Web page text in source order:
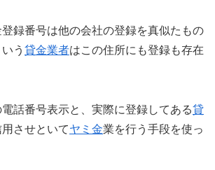
登録番号は他の会社の登録を真似たもの
う 貸金業者はこの住所にも登録も存在
話番号表示と、実際に登録してある貸
させといてヤミ金業を行う手段を使っ